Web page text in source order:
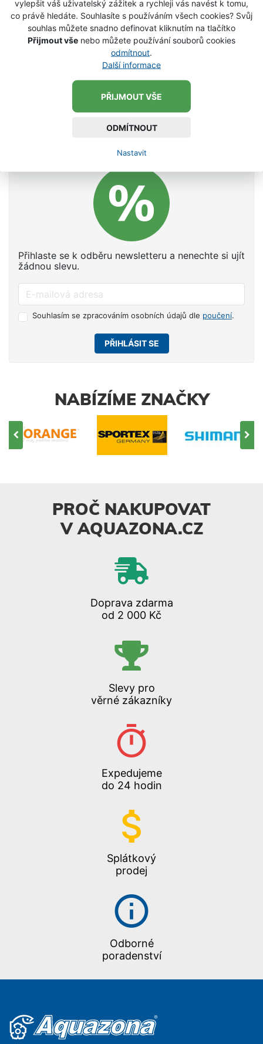
vylepšit váš uživatelský zážitek a rychleji vás navést k tomu,
co právě hledáte. Souhlasíte s používáním všech cookies? Svůj
souhlas můžete snadno definovat kliknutím na tlačítko
Přijmout vše nebo můžete používání souborů cookies
odmítnout
Další informace
PŘIJMOUT VŠE
ODMÍTNOUT
Nastavit
NENECHTE SI UJÍT SLEVY
Přihlaste se k odběru newsletteru a nenechte si ujít
žádnou slevu.
Souhlasím se zpracováním osobních údajů dle poučení.
PŘIHLÁSIT SE
NABÍZÍME ZNAČKY
PROČ NAKUPOVAT
V AQUAZONA.CZ
Doprava zdarma
od 2 000 Kč
Slevy pro
věrné zákazníky
Expedujeme
do 24 hodin
Splátkový
prodej
Odborné
poradenství